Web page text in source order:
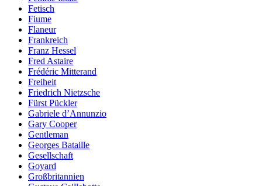
Fetisch
Fiume
Flaneur
Frankreich
Franz Hessel
Fred Astaire
Frédéric Mitterand
Freiheit
Friedrich Nietzsche
Fürst Pückler
Gabriele d’Annunzio
Gary Cooper
Gentleman
Georges Bataille
Gesellschaft
Goyard
Großbritannien